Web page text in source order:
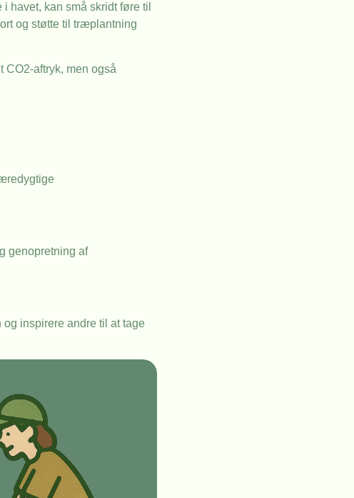
havet, kan små skridt føre til
og støtte til træplantning
CO2-aftryk, men også
genopretning af
inspirere andre til at tage